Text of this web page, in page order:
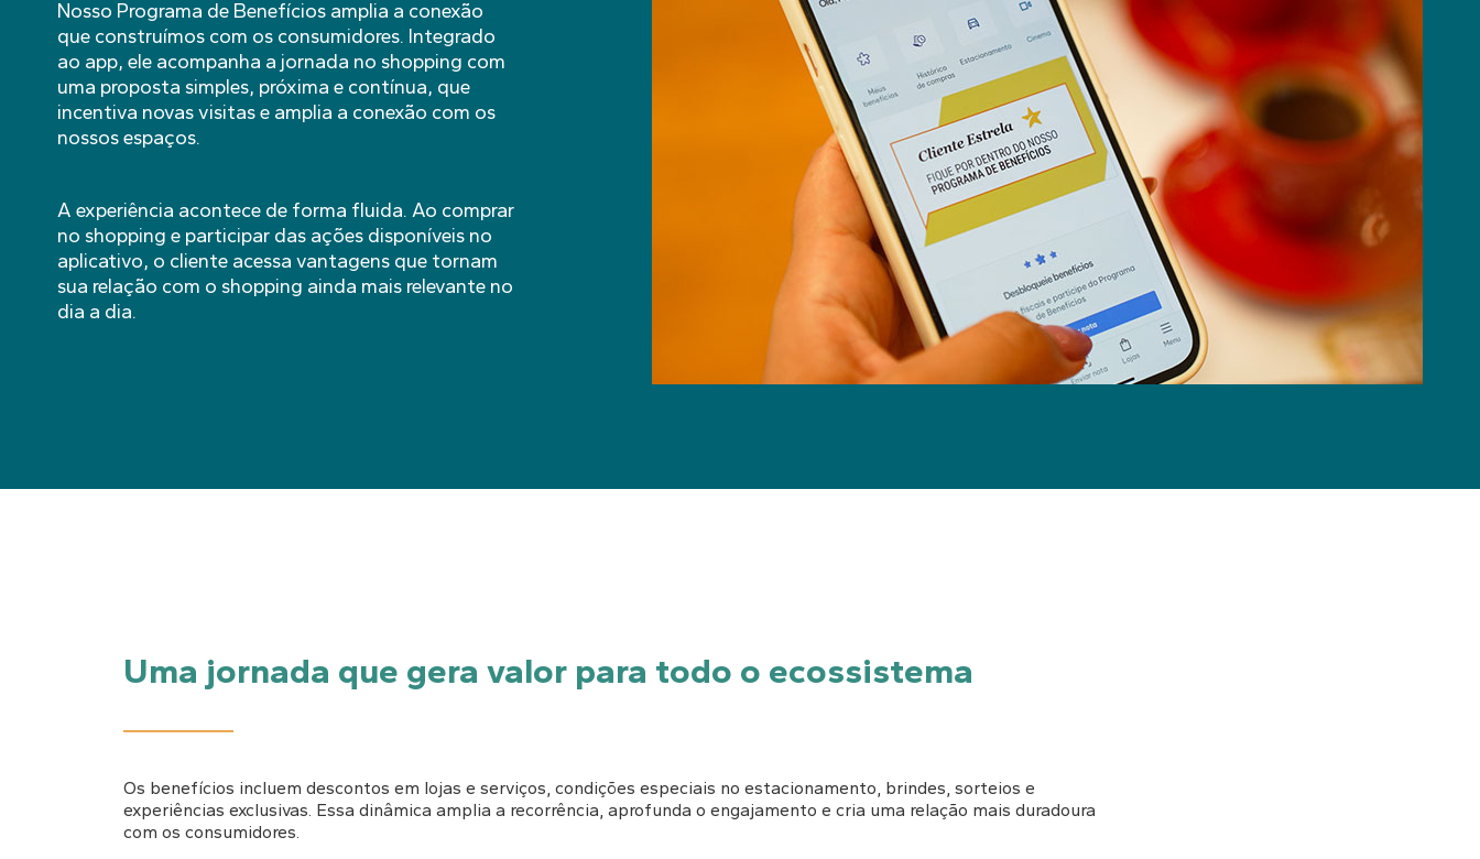
Nosso Programa de Benefícios amplia a conexão
que construímos com os consumidores. Integrado
ao app, ele acompanha a jornada no shopping com
uma proposta simples, próxima e contínua, que
incentiva novas visitas e amplia a conexão com os
nossos espaços.
A experiência acontece de forma fluida. Ao comprar
no shopping e participar das ações disponíveis no
aplicativo, o cliente acessa vantagens que tornam
sua relação com o shopping ainda mais relevante no
dia a dia.
Uma jornada que gera valor para todo o ecossistema
Os benefícios incluem descontos em lojas e serviços, condições especiais no estacionamento, brindes, sorteios e
experiências exclusivas. Essa dinâmica amplia a recorrência, aprofunda o engajamento e cria uma relação mais duradoura
com os consumidores.